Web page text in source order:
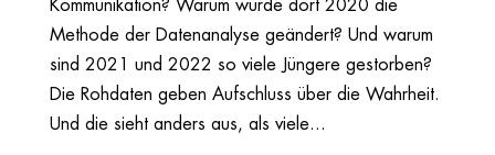
Kommunikation? Warum wurde dort 2020 die
Methode der Datenanalyse geändert? Und warum
sind 2021 und 2022 so viele Jüngere gestorben?
Die Rohdaten geben Aufschluss über die Wahrheit.
Und die sieht anders aus, als viele...